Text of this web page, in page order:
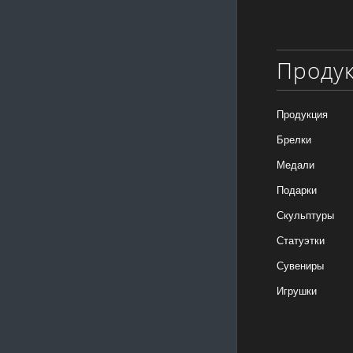
Продукция
Брелки
Медали
Подарки
Скульптуры
Статуэтки
Сувениры
Игрушки